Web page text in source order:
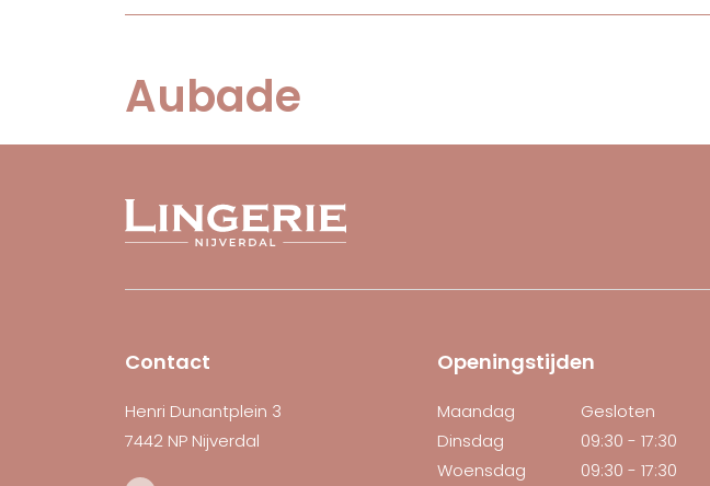
Aubade
Contact
Henri Dunantplein 3
7442 NP Nijverdal
Openingstijden
Maandag
Gesloten
Dinsdag
09:30 - 17:30
Woensdag
09:30 - 17:30